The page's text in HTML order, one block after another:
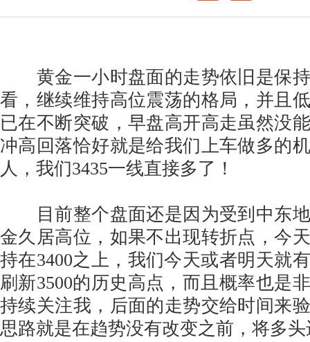
黄金一小时盘面的走势依旧是保持
看，继续维持高位震荡的格局，并且
已在不断突破，早盘高开高走虽然没
冲高回落恰好就是给我们上车做多的
人，我们3435一线直接多了！
目前整个盘面还是因为受到中东地
金久居高位，如果不出现转折点，今
持在3400之上，我们今天或者明天就
刷新3500的历史高点，而且概率也是
持续关注我，后面的走势交给时间来
思路就是在趋势没有改变之前，将多